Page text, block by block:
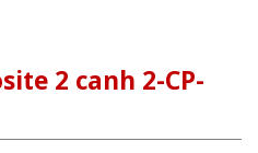
2 canh 2-CP-